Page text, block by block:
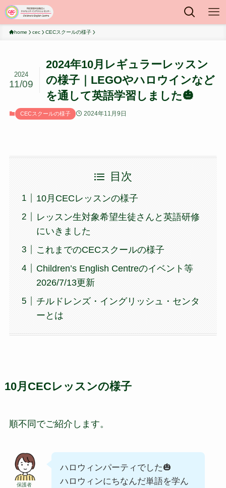
home cec CECスクールの様子
2024年10月レギュラーレッスン
の様子｜LEGOやハロウインなど
を通して英語学習しました🎃
2024
11/09
CECスクールの様子 2024年11月9日
目次
10月CECレッスンの様子
レッスン生対象希望生徒さんと英語研修
にいきました
これまでのCECスクールの様子
Children’s English Centreのイベント等
2026/7/13更新
チルドレンズ・イングリッシュ・センタ
ーとは
10月CECレッスンの様子
順不同でご紹介します。
保護者
ハロウィンパーティでした🎃
ハロウィンにちなんだ単語を学ん